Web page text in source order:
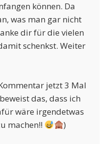
können. Da
was man gar nicht
dir für die vielen
schenkst. Weiter
jetzt 3 Mal
das, dass ich
wäre irgendetwas
machen!!
)